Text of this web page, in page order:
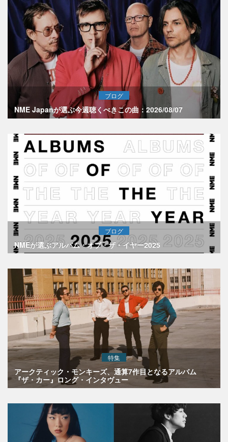
ブログ
NME Japanが選ぶ今週聴くべきこの曲：2026/08/07
ブログ
NMEが選ぶアルバム・オブ・ザ・イヤー2025
特集
アークティック・モンキーズ、通算7作目となるアルバム
『ザ・カー』ロング・インタヴュー